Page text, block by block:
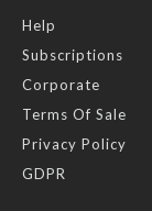
Help
Subscriptions
Corporate
Terms Of Sale
Privacy Policy
GDPR